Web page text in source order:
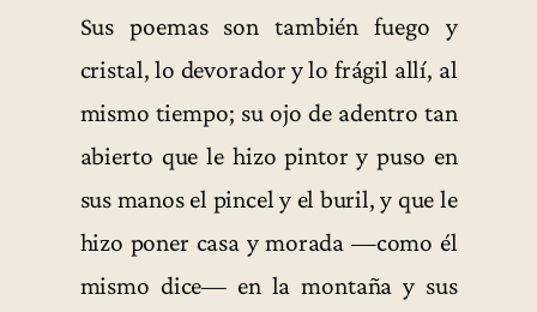
Sus poemas son también fuego y
cristal, lo devorador y lo frágil allí, al
mismo tiempo; su ojo de adentro tan
abierto que le hizo pintor y puso en
sus manos el pincel y el buril, y que le
hizo poner casa y morada —como él
mismo dice— en la montaña y sus